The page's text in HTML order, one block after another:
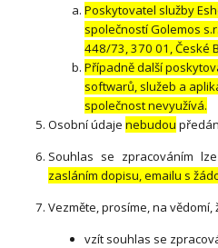
Poskytovatel služby
společností Golemos
448/73, 370 01, České
Případně další
softwarů, služeb a
společnost nevyužívá.
Osobní údajenebudou
Souhlas se zpracováním
zasláním dopisu, emailu s
Vezměte, prosíme, na
vzít souhlas se